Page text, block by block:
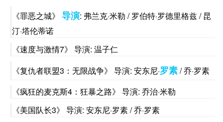
《罪恶之城》 导演: 弗兰克·米勒 / 罗伯特·罗德里格兹 / 昆
汀·塔伦蒂诺
《速度与激情7》 导演: 温子仁
《复仇者联盟3：无限战争》 导演: 安东尼·罗素/ 乔·罗素
《疯狂的麦克斯4：狂暴之路》 导演: 乔治·米勒
《美国队长3》 导演: 安东尼·罗素 / 乔·罗素